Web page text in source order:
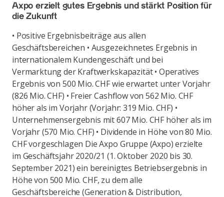
Axpo erzielt gutes Ergebnis und stärkt Position für
die Zukunft
• Positive Ergebnisbeiträge aus allen
Geschäftsbereichen • Ausgezeichnetes Ergebnis in
internationalem Kundengeschäft und bei
Vermarktung der Kraftwerkskapazität • Operatives
Ergebnis von 500 Mio. CHF wie erwartet unter Vorjahr
(826 Mio. CHF) • Freier Cashflow von 562 Mio. CHF
höher als im Vorjahr (Vorjahr: 319 Mio. CHF) •
Unternehmensergebnis mit 607 Mio. CHF höher als im
Vorjahr (570 Mio. CHF) • Dividende in Höhe von 80 Mio.
CHF vorgeschlagen Die Axpo Gruppe (Axpo) erzielte
im Geschäftsjahr 2020/21 (1. Oktober 2020 bis 30.
September 2021) ein bereinigtes Betriebsergebnis in
Höhe von 500 Mio. CHF, zu dem alle
Geschäftsbereiche (Generation & Distribution,